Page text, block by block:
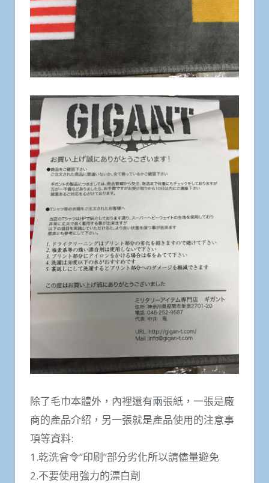
除了毛巾本體外，內裡還有兩張紙，一張是廠
商的產品介紹，另一張就是產品使用的注意事
項等資料:
1.乾洗會令”印刷”部分劣化所以請儘量避免
2.不要使用強力的漂白劑